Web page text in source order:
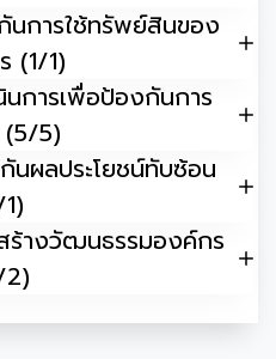
การใช้ทรัพย์สินของ
(1/1)
การเพื่อป้องกันการ
5)
ผลประโยชน์ทับซ้อน
ร้างวัฒนธรรมองค์กร